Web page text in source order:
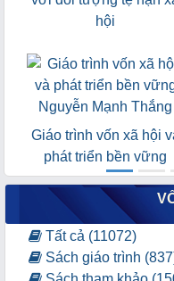
hội
Giáo trình vốn xã hội
phát triển bền vững
Tất cả (11072)
Sách giáo trình